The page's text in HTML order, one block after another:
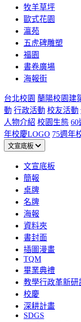
牧羊草坪
歐式花園
瀛苑
五虎碑雕塑
福園
書卷廣場
海報街
台北校園 蘭陽校園建
動 行政活動 校友活動
人物介紹 校園生態 60
年校慶LOGO 75週年
文宣底板
文宣底板
簡報
桌牌
名牌
海報
資料夾
書封面
插圖漫畫
TQM
畢業典禮
教學行政革新研
校慶
深耕計畫
SDGS